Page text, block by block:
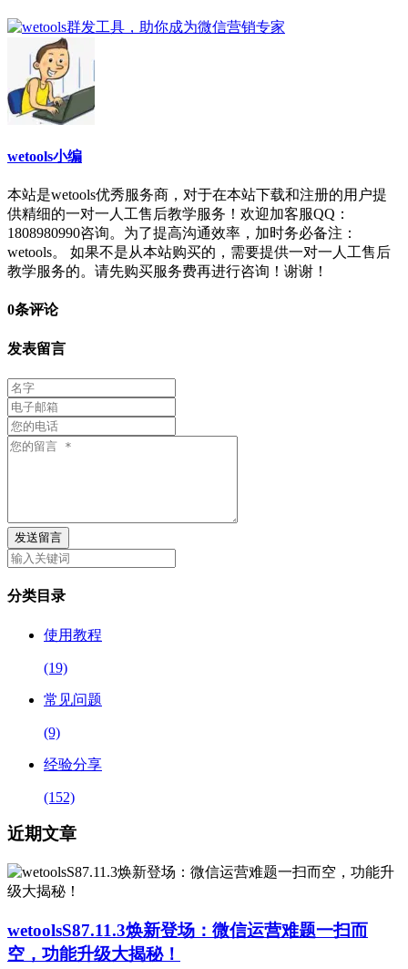
wetools小编
本站是wetools优秀服务商，对于在本站下载和注册的用户提
供精细的一对一人工售后教学服务！欢迎加客服QQ：
1808980990咨询。为了提高沟通效率，加时务必备注：
wetools。 如果不是从本站购买的，需要提供一对一人工售后
教学服务的。请先购买服务费再进行咨询！谢谢！
0条评论
发表留言
发送留言
分类目录
使用教程
(19)
常见问题
(9)
经验分享
(152)
近期文章
wetoolsS87.11.3焕新登场：微信运营难题一扫而
空，功能升级大揭秘！